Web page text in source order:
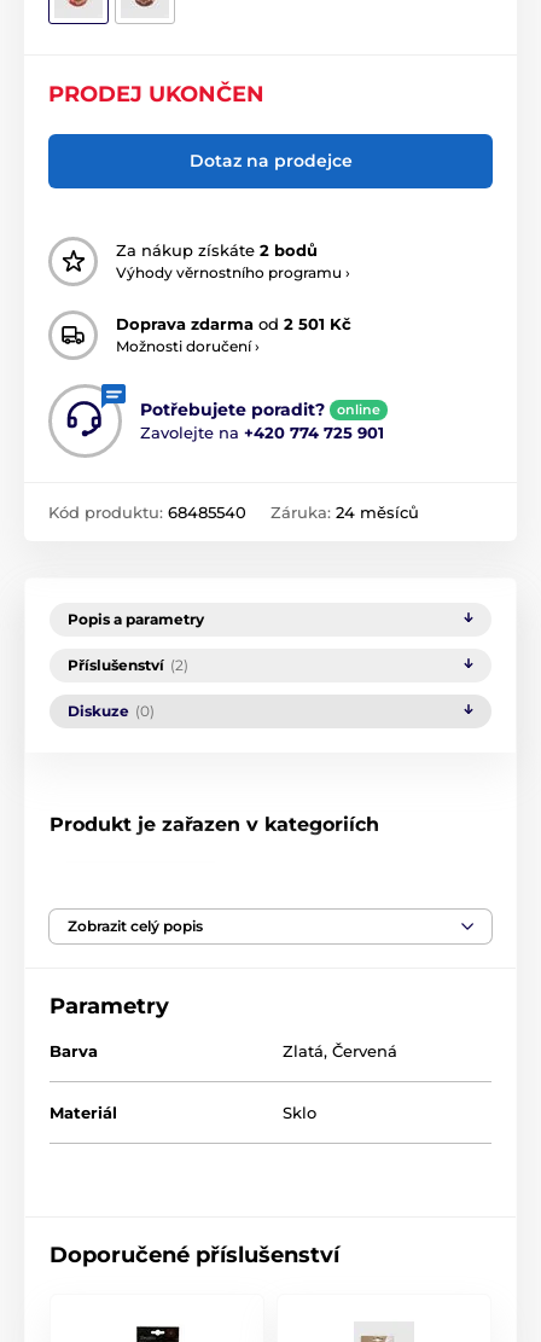
PRODEJ UKONČEN
Dotaz na prodejce
Za nákup získáte 2 bodů
Výhody věrnostního programu ›
Doprava zdarma od 2 501 Kč
Možnosti doručení ›
Potřebujete poradit? online
Zavolejte na +420 774 725 901
Kód produktu: 68485540 Záruka: 24 měsíců
Popis a parametry
Příslušenství (2)
Diskuze (0)
Produkt je zařazen v kategoriích
Vánoční medvídková kolekce
Zobrazit celý popis
Parametry
Barva Zlatá, Červená
Materiál Sklo
Doporučené příslušenství